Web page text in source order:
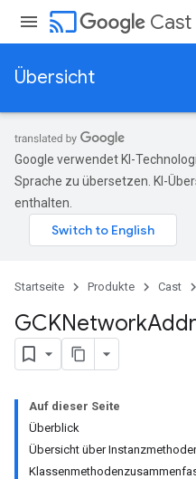
cast Cast
Übersicht
Google verwendet KI-
Sprache zu übersetzen. KI-
enthalten.
Startseite Produkte Cast
GCKNetwork
Auf dieser Seite
Überblick
Übersicht über